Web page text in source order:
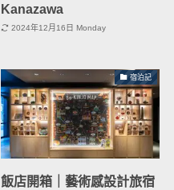
Kanazawa
2024年12月16日 Monday
宿泊記
飯店開箱｜藝術感設計旅宿